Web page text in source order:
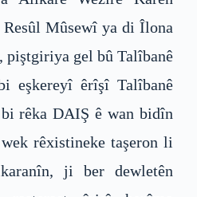
Mûsewî ya di Îlona
piştgiriya gel bû Talîbanê
eşkereyî êrîşî Talîbanê
rêka DAIŞ ê wan bidîn
rêxistineke taşeron li
ji ber dewletên